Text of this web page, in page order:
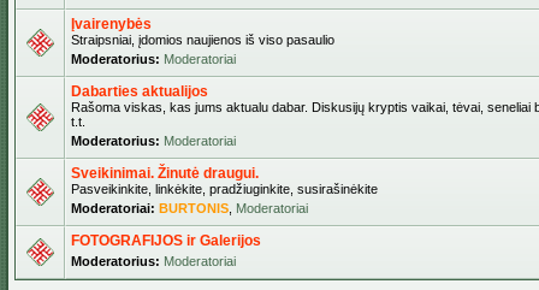
Įvairenybės
Straipsniai, įdomios naujienos iš viso pasaulio
Moderatorius: Moderatoriai
Dabarties aktualijos
Rašoma viskas, kas jums aktualu dabar. Diskusijų kryptis vaikai, tėvai, seneliai
t.t.
Moderatorius: Moderatoriai
Sveikinimai. Žinutė draugui.
Pasveikinkite, linkėkite, pradžiuginkite, susirašinėkite
Moderatoriai: BURTONIS Moderatoriai
FOTOGRAFIJOS ir Galerijos
Moderatorius: Moderatoriai